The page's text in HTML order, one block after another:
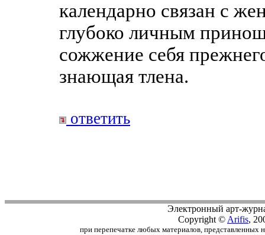
календарно связан с
глубоко личным
сожжение себя
знающая тлена.
ответить
Электронный арт-
Copyright © Arifis,
при перепечатке любых материалов, представленных